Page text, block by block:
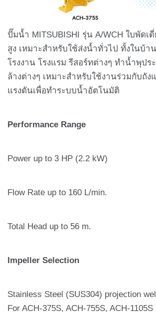
ปั๊มน้ำ MITSUBISHI รุ่น A/WCH ใบพัดเ
สูง เหมาะสำหรับใช้ส่งน้ำทั่วไป ทั้งในบ้า
โรงงาน โรงแรม รีสอร์ทต่างๆ ทำน้ำพุป
ล้างต่างๆ เหมาะสำหรับใช้งานร่วมกับถั
แรงดันเพื่อทำระบบน้ำอัตโนมัติ
Performance Range
Power up to 3 HP (2.2 kW)
Flow Rate up to 160 L/min.
Total Head up to 56 m.
Impeller Selection
Stainless Steel (SUS304) projection
For ACH-375S, ACH-755S, ACH-1105S